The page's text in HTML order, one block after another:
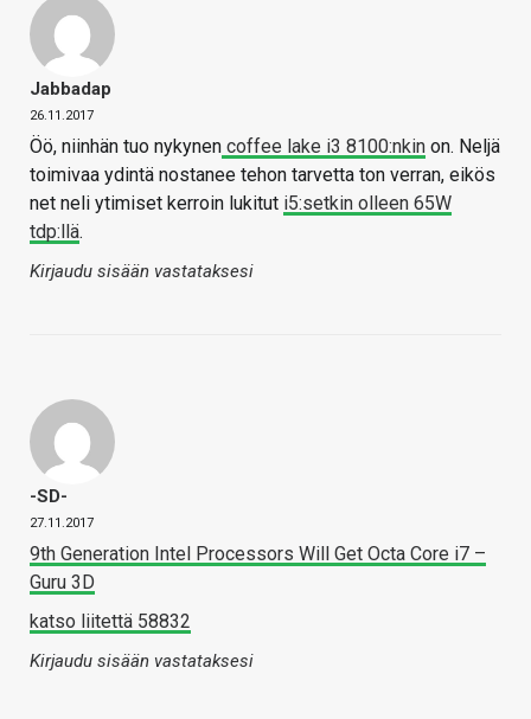
Jabbadap
26.11.2017
Öö, niinhän tuo nykynen coffee lake i3 8100:nkin on. Neljä
toimivaa ydintä nostanee tehon tarvetta ton verran, eikös
net neli ytimiset kerroin lukitut i5:setkin olleen 65W
tdp:llä.
Kirjaudu sisään vastataksesi
-SD-
27.11.2017
9th Generation Intel Processors Will Get Octa Core i7 –
Guru 3D
katso liitettä 58832
Kirjaudu sisään vastataksesi